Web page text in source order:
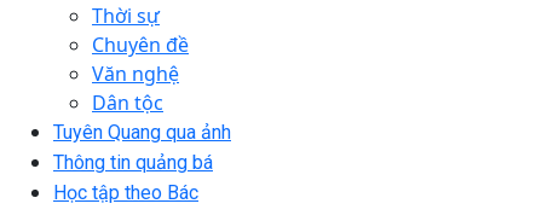
Thời sự
Chuyên đề
Văn nghệ
Dân tộc
Tuyên Quang qua ảnh
Thông tin quảng bá
Học tập theo Bác